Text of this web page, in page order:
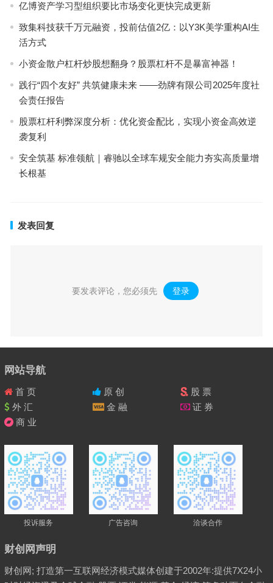
亿博资产学习型组织要比市场变化更快完成更新
致集科技获千万元融资，投前估值2亿：以Y3K美学重构AI生
活方式
小资金散户杠杆炒股想翻身？股票杠杆不是暴富神器！
践行“四个友好” 共筑健康未来 ——劲牌有限公司2025年度社
会责任报告
股票杠杆利弊深度分析：优化资金配比，实现小资金高效逆
袭复利
安全筑基 标准领航｜睿驰以全球车规安全能力夯实高质量增
长根基
发表回复
要发表评论，您必须先 登录 。
网站导航
首 页 原 创
股 票
外 汇
金 融
证 券
商 业
投诉服务 广告咨询 洽谈合作
财创网声明
财创网; 打造第一互联网经济模式媒体创建于2002年:提供7X24小